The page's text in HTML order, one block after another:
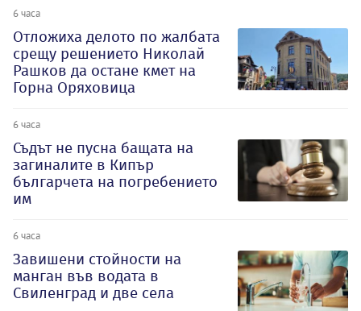
6 часа
Отложиха делото по жалбата
срещу решението Николай
Рашков да остане кмет на
Горна Оряховица
6 часа
Съдът не пусна бащата на
загиналите в Кипър
българчета на погребението
им
6 часа
Завишени стойности на
манган във водата в
Свиленград и две села